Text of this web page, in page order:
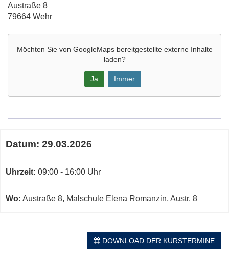
Adresse:
Austraße 8
79664 Wehr
Möchten Sie von GoogleMapsbereitgestellte externe Inhalte
laden?
Ja Immer
Maps
von
Romanzin,
8
zum
Kurs
Datum: 29.03.2026
Uhrzeit: 09:00 - 16:00 Uhr
Wo: Austraße 8, Malschule Elena Romanzin, Austr. 8
DOWNLOAD DER KURSTERMINE